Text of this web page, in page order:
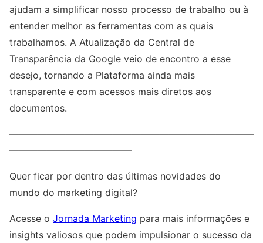
ajudam a simplificar nosso processo de trabalho ou à
entender melhor as ferramentas com as quais
trabalhamos. A Atualização da Central de
Transparência da Google veio de encontro a esse
desejo, tornando a Plataforma ainda mais
transparente e com acessos mais diretos aos
documentos.
——————————————————————————
—————————————
Quer ficar por dentro das últimas novidades do
mundo do marketing digital?
Acesse o Jornada Marketing para mais informações e
insights valiosos que podem impulsionar o sucesso da